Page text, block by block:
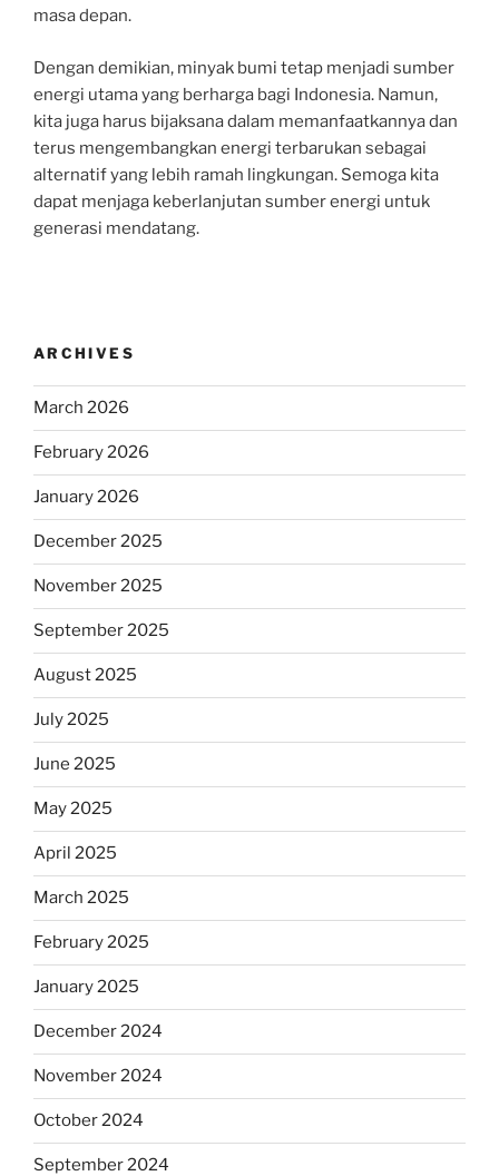
masa depan.
Dengan demikian, minyak bumi tetap menjadi sumber
energi utama yang berharga bagi Indonesia. Namun,
kita juga harus bijaksana dalam memanfaatkannya dan
terus mengembangkan energi terbarukan sebagai
alternatif yang lebih ramah lingkungan. Semoga kita
dapat menjaga keberlanjutan sumber energi untuk
generasi mendatang.
ARCHIVES
March 2026
February 2026
January 2026
December 2025
November 2025
September 2025
August 2025
July 2025
June 2025
May 2025
April 2025
March 2025
February 2025
January 2025
December 2024
November 2024
October 2024
September 2024